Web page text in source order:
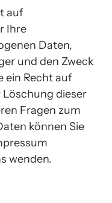
auf
Ihre
Daten,
und den Zweck
ein Recht auf
dieser
Fragen zum
können Sie
wenden.